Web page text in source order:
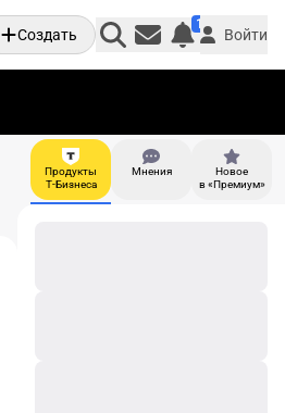
Создать
1
Личные
Войти
Продукты
Т-Бизнеса
Мнения
Новое
в «Премиум»